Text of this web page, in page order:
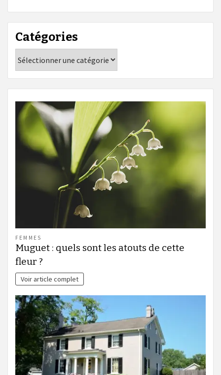
Catégories
FEMMES
Muguet : quels sont les atouts de cette
fleur ?
Voir article complet